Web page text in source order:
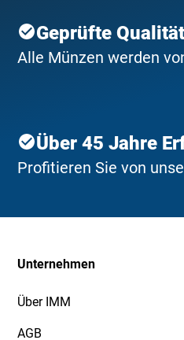
Geprüfte Qualität
Alle Münzen werden
Über 45 Jahre
Profitieren Sie von
Unternehmen
Über IMM
AGB